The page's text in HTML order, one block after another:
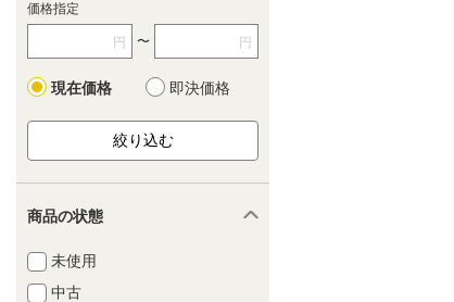
価格指定
円 〜 円
現在価格 即決価格
商品の状態
未使用
中古